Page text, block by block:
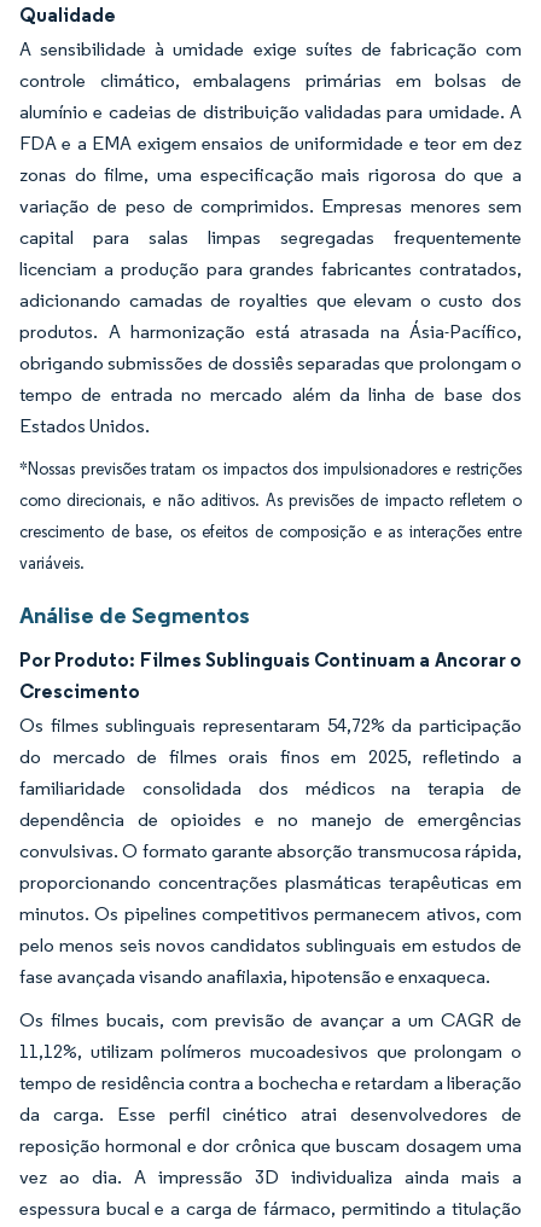
Qualidade
A sensibilidade à umidade exige suítes de fabricação com
controle climático, embalagens primárias em bolsas de
alumínio e cadeias de distribuição validadas para umidade. A
FDA e a EMA exigem ensaios de uniformidade e teor em dez
zonas do filme, uma especificação mais rigorosa do que a
variação de peso de comprimidos. Empresas menores sem
capital para salas limpas segregadas frequentemente
licenciam a produção para grandes fabricantes contratados,
adicionando camadas de royalties que elevam o custo dos
produtos. A harmonização está atrasada na Ásia-Pacífico,
obrigando submissões de dossiês separadas que prolongam o
tempo de entrada no mercado além da linha de base dos
Estados Unidos.
*Nossas previsões tratam os impactos dos impulsionadores e restrições
como direcionais, e não aditivos. As previsões de impacto refletem o
crescimento de base, os efeitos de composição e as interações entre
variáveis.
Análise de Segmentos
Por Produto: Filmes Sublinguais Continuam a Ancorar o
Crescimento
Os filmes sublinguais representaram 54,72% da participação
do mercado de filmes orais finos em 2025, refletindo a
familiaridade consolidada dos médicos na terapia de
dependência de opioides e no manejo de emergências
convulsivas. O formato garante absorção transmucosa rápida,
proporcionando concentrações plasmáticas terapêuticas em
minutos. Os pipelines competitivos permanecem ativos, com
pelo menos seis novos candidatos sublinguais em estudos de
fase avançada visando anafilaxia, hipotensão e enxaqueca.
Os filmes bucais, com previsão de avançar a um CAGR de
11,12%, utilizam polímeros mucoadesivos que prolongam o
tempo de residência contra a bochecha e retardam a liberação
da carga. Esse perfil cinético atrai desenvolvedores de
reposição hormonal e dor crônica que buscam dosagem uma
vez ao dia. A impressão 3D individualiza ainda mais a
espessura bucal e a carga de fármaco, permitindo a titulação